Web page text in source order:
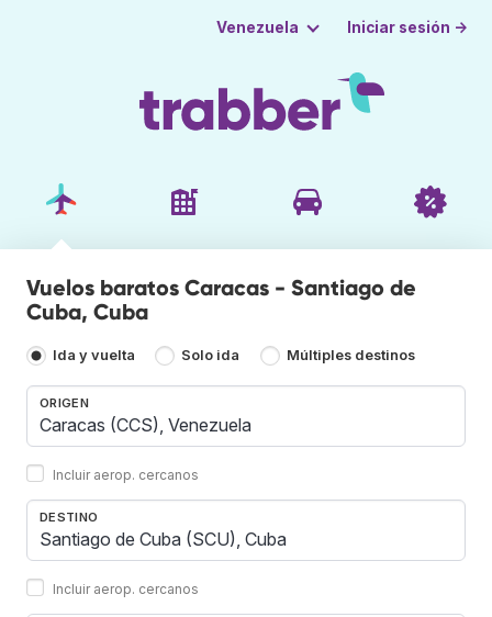
Venezuela Iniciar sesión →
Vuelos baratos Caracas - Santiago de
Cuba, Cuba
Ida y vuelta Solo ida Múltiples destinos
ORIGEN
Incluir aerop. cercanos
DESTINO
Incluir aerop. cercanos